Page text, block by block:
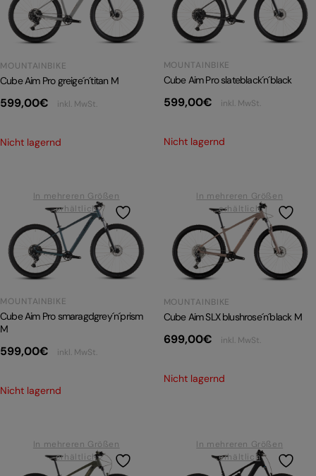
Alle entdecken
E-BIKE TOUR
PRODUKTRÜCKRUFE
MOUNTAINBIKE
Cube Aim Pro greige´n´titan M
599,00€ inkl. MwSt.
Nicht lagernd
MOUNTAINBIKE
Cube Aim Pro slateblack´n´black
599,00€ inkl. MwSt.
Nicht lagernd
In mehreren Größen
erhältlich
MOUNTAINBIKE
Cube Aim Pro smaragdgrey´n´prism
M
599,00€ inkl. MwSt.
Nicht lagernd
In mehreren Größen
erhältlich
MOUNTAINBIKE
Cube Aim SLX blushrose´n´black M
699,00€ inkl. MwSt.
Nicht lagernd
In mehreren Größen
erhältlich
In mehreren Größen
erhältlich